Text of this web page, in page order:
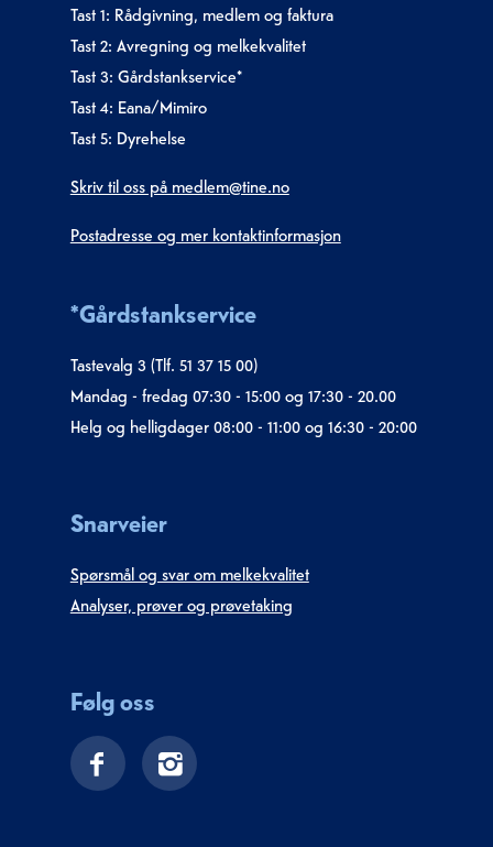
Tast 1: Rådgivning, medlem og faktura
Tast 2: Avregning og melkekvalitet
Tast 3: Gårdstankservice*
Tast 4: Eana/Mimiro
Tast 5: Dyrehelse
Skriv til oss på medlem@tine.no
Postadresse og mer kontaktinformasjon
*Gårdstankservice
Tastevalg 3 (Tlf. 51 37 15 00)
Mandag - fredag 07:30 - 15:00 og 17:30 - 20.00
Helg og helligdager 08:00 - 11:00 og 16:30 - 20:00
Snarveier
Spørsmål og svar om melkekvalitet
Analyser, prøver og prøvetaking
Følg oss